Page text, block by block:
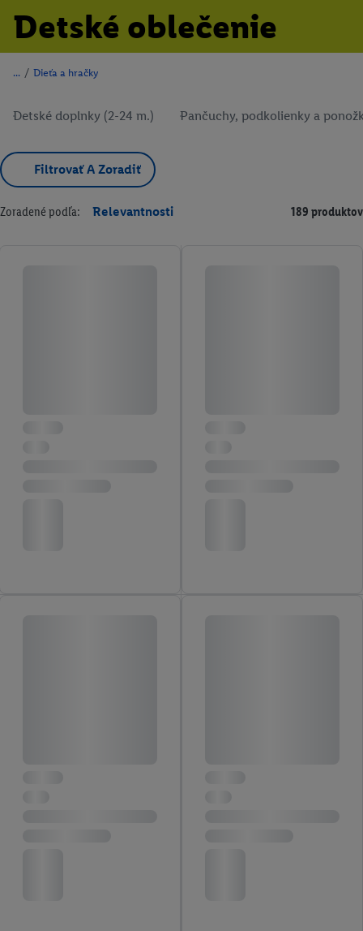
Detské oblečenie
/ Dieťa a hračky
Detské doplnky (2-24 m.) Pančuchy, podkolienky a
Filtrovať A Zoradiť
Zoradené podľa: Relevantnosti 189 produktov